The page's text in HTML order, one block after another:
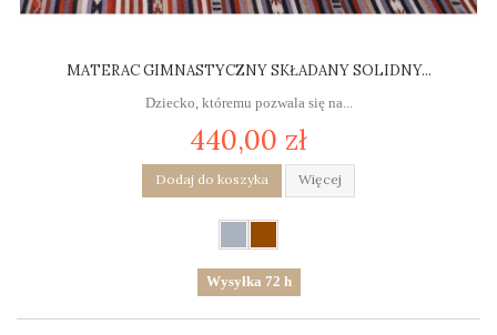
MATERAC GIMNASTYCZNY SKŁADANY SOLIDNY...
Dziecko, któremu pozwala się na...
440,00 zł
Dodaj do koszyka Więcej
Wysyłka 72 h